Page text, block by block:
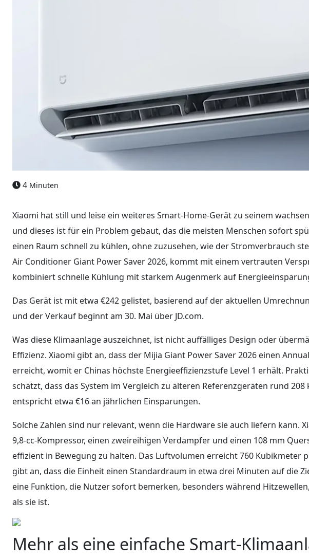
4 Minuten
Xiaomi hat still und leise ein weiteres Smart-Home-Gerät zu seinem
und dieses ist für ein Problem gebaut, das die meisten Menschen sofort
einen Raum schnell zu kühlen, ohne zuzusehen, wie der Stromverbrauch
Air Conditioner Giant Power Saver 2026, kommt mit einem vertrauten
kombiniert schnelle Kühlung mit starkem Augenmerk auf
Das Gerät ist mit etwa €242 gelistet, basierend auf der aktuellen
und der Verkauf beginnt am 30. Mai über JD.com.
Was diese Klimaanlage auszeichnet, ist nicht auffälliges Design oder
Effizienz. Xiaomi gibt an, dass der Mijia Giant Power Saver 2026 einen
erreicht, womit er Chinas höchste Energieeffizienzstufe Level 1 erhält.
schätzt, dass das System im Vergleich zu älteren Referenzgeräten rund
entspricht etwa €16 an jährlichen Einsparungen.
Solche Zahlen sind nur relevant, wenn die Hardware sie auch liefern kann.
9,8-cc-Kompressor, einen zweireihigen Verdampfer und einen 108 mm
effizient in Bewegung zu halten. Das Luftvolumen erreicht 760 Kubikmeter
gibt an, dass die Einheit einen Standardraum in etwa drei Minuten auf die
eine Funktion, die Nutzer sofort bemerken, besonders während
als sie ist.
Mehr als eine einfache Smart-